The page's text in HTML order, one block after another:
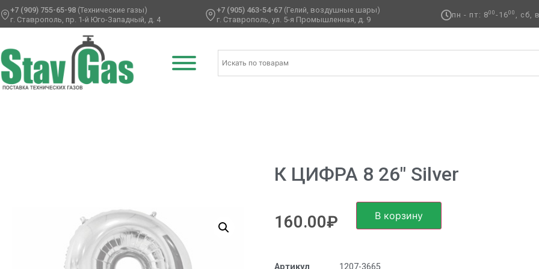
+7 (909) 755-65-98 (Технические газы)
г. Ставрополь, пр. 1-й Юго-Западный, д. 4
+7 (905) 463-54-67 (Гелий, воздушные шары)
г. Ставрополь, ул. 5-я Промышленная, д. 9 ​
пн - пт: 800-1600 , сб,
К ЦИФРА 8 26″ Silver
160.00₽ В корзину
Артикул
1207-3665